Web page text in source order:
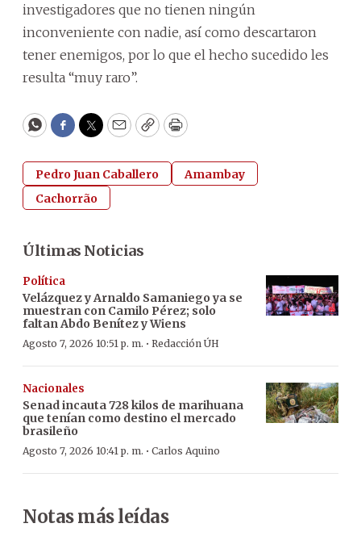
investigadores que no tienen ningún
inconveniente con nadie, así como descartaron
tener enemigos, por lo que el hecho sucedido les
resulta “muy raro”.
WhatsApp
Facebook
Twitter
EmailCopyPrint
Pedro Juan Caballero
Amambay
Cachorrão
Últimas Noticias
Política
Velázquez y Arnaldo Samaniego ya se
muestran con Camilo Pérez; solo
faltan Abdo Benítez y Wiens
Agosto 7, 2026 10:51 p. m. · Redacción ÚH
Nacionales
Senad incauta 728 kilos de marihuana
que tenían como destino el mercado
brasileño
Agosto 7, 2026 10:41 p. m. · Carlos Aquino
Notas más leídas